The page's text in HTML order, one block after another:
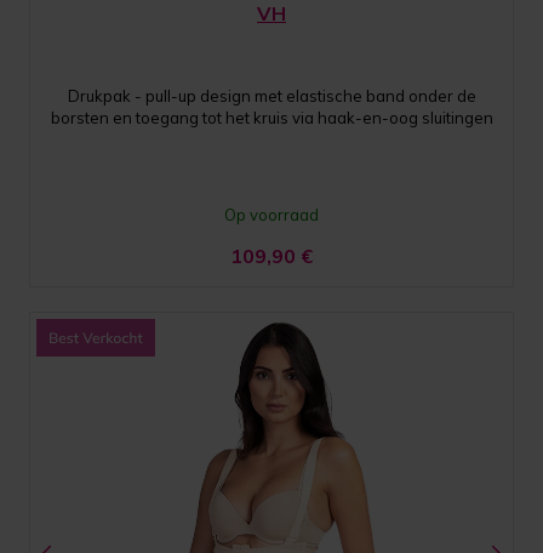
VH
Drukpak - pull-up design met elastische band onder de
borsten en toegang tot het kruis via haak-en-oog sluitingen
Op voorraad
109,90 €